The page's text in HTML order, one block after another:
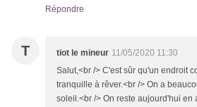
Répondre
T tiot le mineur 11/05/2020 11:30
Salut,<br /> C'est sûr qu'un endroit
tranquille à rêver.<br /> On a
soleil.<br /> On reste aujourd'hui en